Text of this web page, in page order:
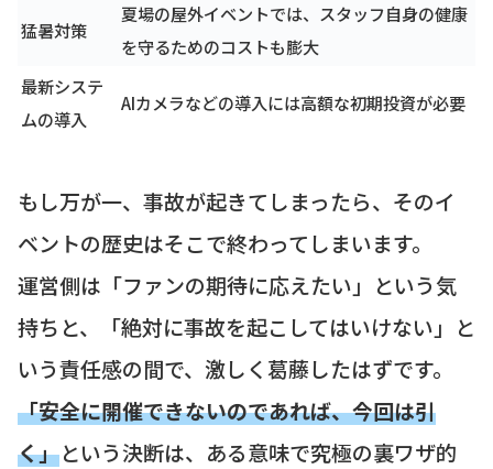
猛暑対策
夏場の屋外イベントでは、スタッフ自身の健康
を守るためのコストも膨大
最新システ
ムの導入
AIカメラなどの導入には高額な初期投資が必要
もし万が一、事故が起きてしまったら、そのイ
ベントの歴史はそこで終わってしまいます。
運営側は「ファンの期待に応えたい」という気
持ちと、「絶対に事故を起こしてはいけない」と
いう責任感の間で、激しく葛藤したはずです。
「安全に開催できないのであれば、今回は引
く」という決断は、ある意味で究極の裏ワザ的